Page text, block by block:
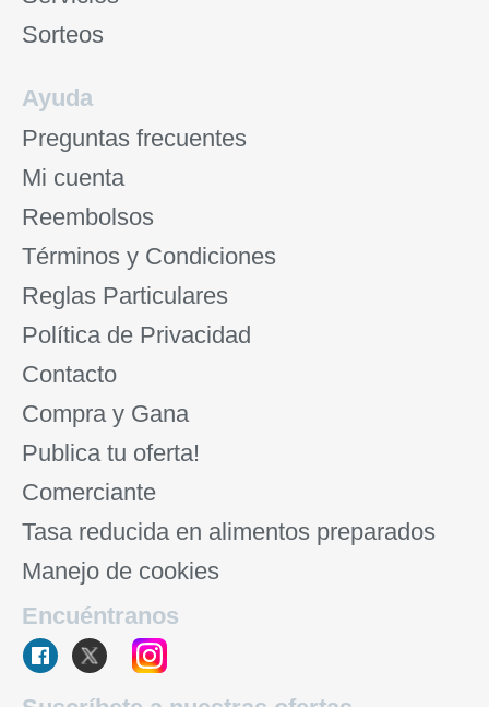
Sorteos
Ayuda
Preguntas frecuentes
Mi cuenta
Reembolsos
Términos y Condiciones
Reglas Particulares
Política de Privacidad
Contacto
Compra y Gana
Publica tu oferta!
Comerciante
Tasa reducida en alimentos preparados
Manejo de cookies
Encuéntranos